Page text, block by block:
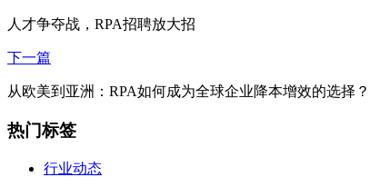
人才争夺战，RPA招聘放大招
下一篇
从欧美到亚洲：RPA如何成为全球企业降本增效的选择？
热门标签
行业动态